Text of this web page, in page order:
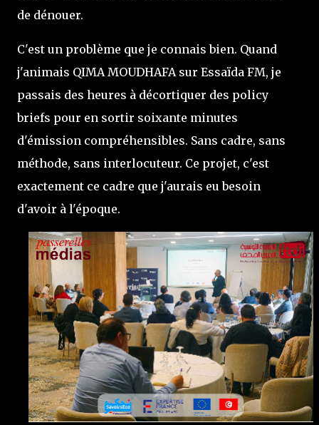
de dénouer.
C'est un problème que je connais bien. Quand
j'animais QIMA MOUDHAFA sur Essaïda FM, je
passais des heures à décortiquer des policy
briefs pour en sortir soixante minutes
d'émission compréhensibles. Sans cadre, sans
méthode, sans interlocuteur. Ce projet, c'est
exactement ce cadre que j'aurais eu besoin
d'avoir à l'époque.